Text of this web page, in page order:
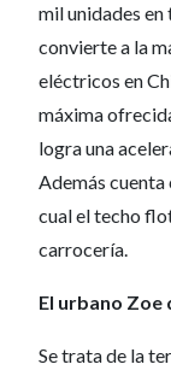
mil unidades en
convierte a la
eléctricos en
máxima
logra una
Además cuenta
cual el techo
carrocería.
El urbano Zoe
Se trata de la